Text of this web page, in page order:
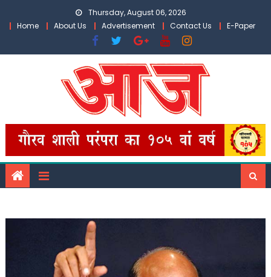
Thursday, August 06, 2026
Home
About Us Advertisement Contact Us E-Paper